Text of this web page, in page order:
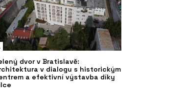
dvor v Bratislavě:
v dialogu s historickým
a efektivní výstavba díky